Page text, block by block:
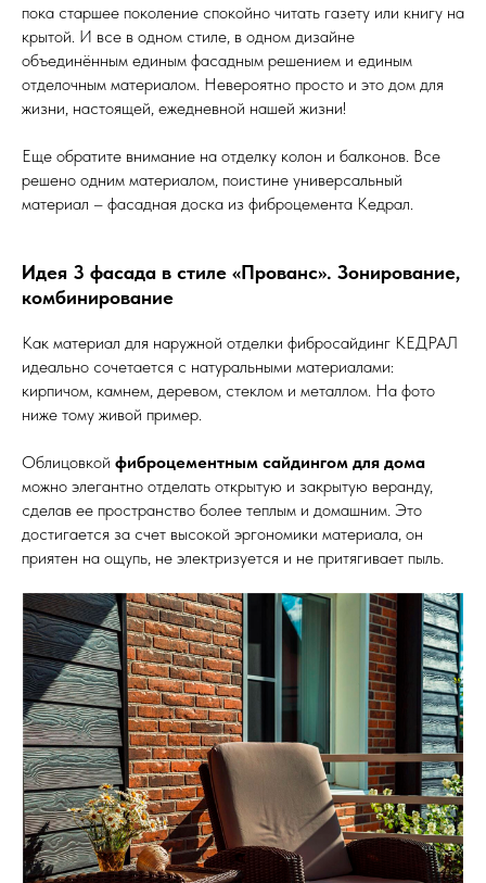
пока старшее поколение спокойно читать газету или книгу на
крытой. И все в одном стиле, в одном дизайне
объединённым единым фасадным решением и единым
отделочным материалом. Невероятно просто и это дом для
жизни, настоящей, ежедневной нашей жизни!
Еще обратите внимание на отделку колон и балконов. Все
решено одним материалом, поистине универсальный
материал – фасадная доска из фиброцемента Кедрал.
Идея 3 фасада в стиле «Прованс». Зонирование,
комбинирование
Как материал для наружной отделки фибросайдинг КЕДРАЛ
идеально сочетается с натуральными материалами:
кирпичом, камнем, деревом, стеклом и металлом. На фото
ниже тому живой пример.
Облицовкой фиброцементным сайдингом для дома
можно элегантно отделать открытую и закрытую веранду,
сделав ее пространство более теплым и домашним. Это
достигается за счет высокой эргономики материала, он
приятен на ощупь, не электризуется и не притягивает пыль.